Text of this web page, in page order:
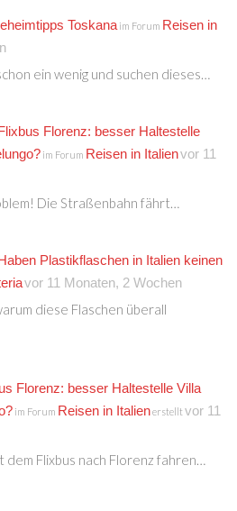
Toskana im Forum Reisen in
ein wenig und suchen dieses…
Florenz: besser Haltestelle
im Forum Reisen in Italienvor 11
Die Straßenbahn fährt…
Plastikflaschen in Italien keinen
vor 11 Monaten, 2 Wochen
diese Flaschen überall
Florenz: besser Haltestelle Villa
im Forum Reisen in Italienerstellt vor 11
dem Flixbus nach Florenz fahren…